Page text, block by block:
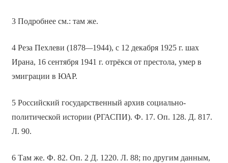
3 Подробнее см.: там же.
4 Реза Пехлеви (1878—1944), с 12 декабря 1925 г. шах
Ирана, 16 сентября 1941 г. отрёкся от престола, умер в
эмиграции в ЮАР.
5 Российский государственный архив социально-
политической истории (РГАСПИ). Ф. 17. Оп. 128. Д. 817.
Л. 90.
6 Там же. Ф. 82. Оп. 2 Д. 1220. Л. 88; по другим данным,